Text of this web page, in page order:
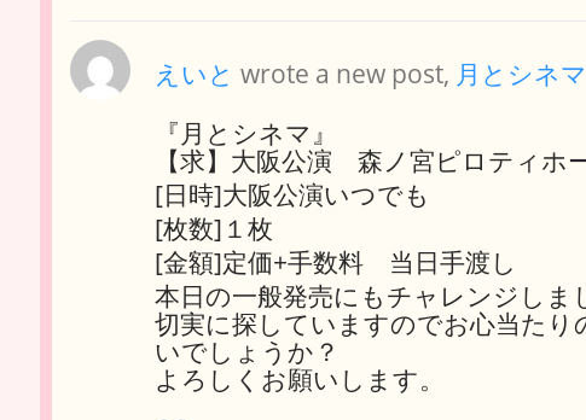
えいと wrote a new post, 月とシネマ
『月とシネマ』
【求】大阪公演 森ノ宮ピロティホ
[日時]大阪公演いつでも
[枚数]１枚
[金額]定価+手数料 当日手渡し
本日の一般発売にもチャレンジしま
切実に探していますのでお心当た
いでしょうか？
よろしくお願いします。